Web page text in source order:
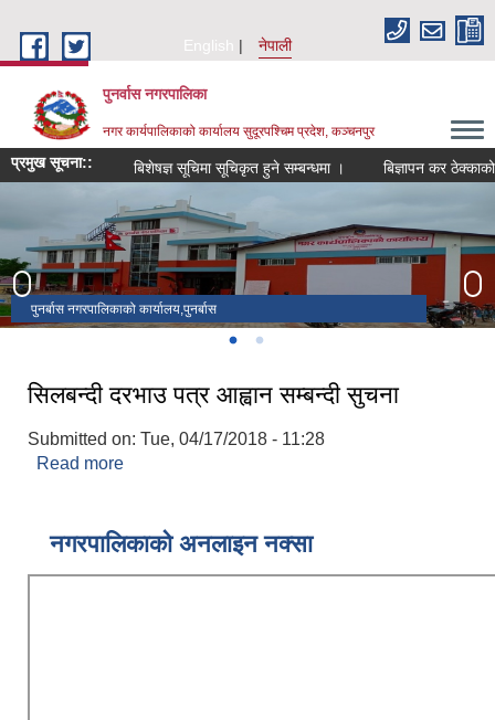
English
नेपाली
पुनर्वास नगरपालिका
नगर कार्यपालिकाको कार्यालय सुदूरपश्चिम प्रदेश, कञ्चनपुर
प्रमुख सूचना:: बिशेषज्ञ सूचिमा सूचिकृत हुने सम्बन्धमा । बिज्ञापन कर ठेक्काको
पुनर्बास नगरपालिकाको कार्यालय,पुनर्बास
प्यारा ताल
सिलबन्दी दरभाउ पत्र आह्वान सम्बन्दी सुचना
Submitted on: Tue, 04/17/2018 - 11:28
Read more
नगरपालिकाको अनलाइन नक्सा